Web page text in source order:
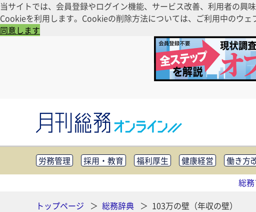
当サイトでは、会員登録やログイン機能、サービス改善、利用者の
Cookieを利用します。Cookieの削除方法については、ご利用中のウ
同意します
労務管理 採用・教育 福利厚生 健康経営 働き方
知財管理
リスクマネジメント・BCP 社外・社内広報
助成金・補助金
総
トップページ
総務辞典 103万の壁（年収の壁）